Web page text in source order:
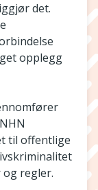
det.
opplegg
til offentlige
regler.